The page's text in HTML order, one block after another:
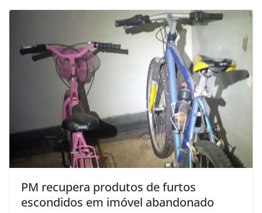
PM recupera produtos de furtos
escondidos em imóvel abandonado